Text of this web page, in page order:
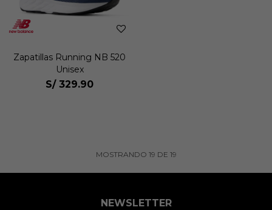
Zapatillas Running NB 520
Unisex
S/ 329.90
MOSTRANDO 19 DE 19
NEWSLETTER